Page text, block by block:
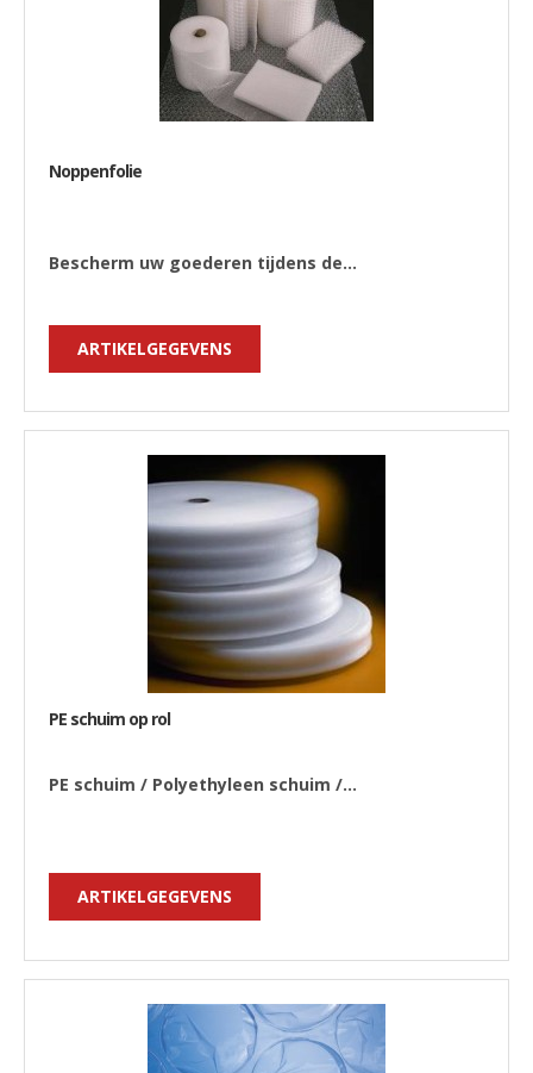
Noppenfolie
Bescherm uw goederen tijdens de...
ARTIKELGEGEVENS
PE schuim op rol
PE schuim / Polyethyleen schuim /...
ARTIKELGEGEVENS